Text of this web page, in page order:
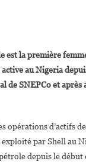
est la première
au Nigeria
de SNEPCo et
opérations d’actifs
par Shell au
depuis le début